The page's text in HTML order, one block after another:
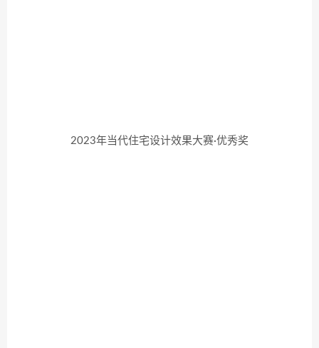
2023年当代住宅设计效果大赛·优秀奖